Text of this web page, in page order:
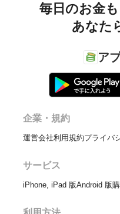
毎日のお金も
あなた
ア
企業・規約
運営会社利用規約プライバ
サービス
iPhone, iPad 版Android 版